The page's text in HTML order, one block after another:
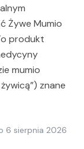
Żywe Mumio
produkt
mumio
znane
6 sierpnia 2026